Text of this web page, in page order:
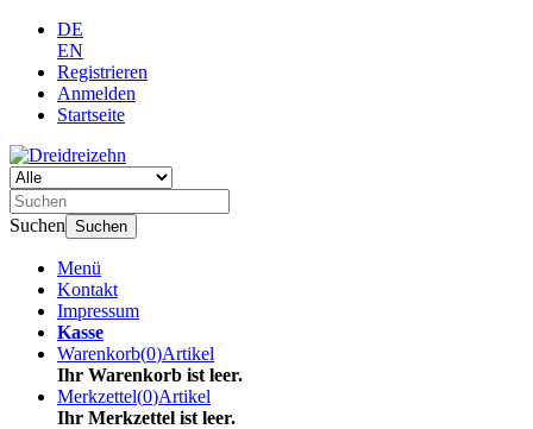
DE
EN
Registrieren
Anmelden
Startseite
Suchen Suchen
Menü
Kontakt
Impressum
Kasse
Warenkorb(0)Artikel
Ihr Warenkorb ist leer.
Merkzettel(0)Artikel
Ihr Merkzettel ist leer.